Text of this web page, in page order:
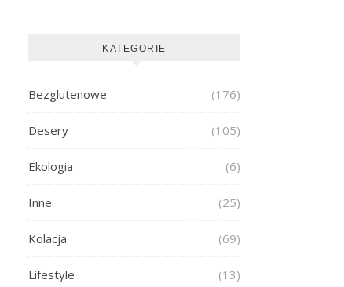
KATEGORIE
Bezglutenowe (176)
Desery (105)
Ekologia (6)
Inne (25)
Kolacja (69)
Lifestyle (13)